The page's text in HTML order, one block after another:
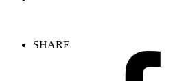
SHARE